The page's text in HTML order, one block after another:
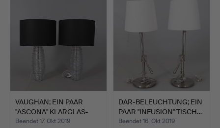
VAUGHAN; EIN PAAR
"ASCONA" KLARGLAS-
TISCHL…
Beendet 17. Okt 2019
DAR-BELEUCHTUNG; EIN
PAAR "INFUSION" TISCH…
Beendet 16. Okt 2019